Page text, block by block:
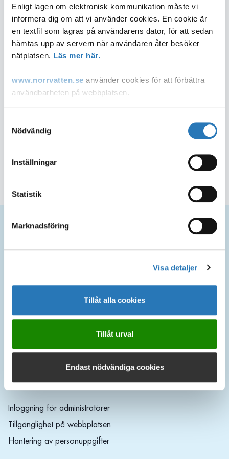
Enligt lagen om elektronisk kommunikation måste vi
informera dig om att vi använder cookies. En cookie är
en textfil som lagras på användarens dator, för att sedan
hämtas upp av servern när användaren åter besöker
nätplatsen. Läs mer här.
www.norrvatten.se använder cookies för att förbättra
användbarheten på webbplatsen.
ändra inställningar i din webbläsare så att den tillåter
Post- och telestyrelsen, som är tillsynsmyndighet på
sinwebbplats
Nödvändig
Inställningar
Statistik
Marknadsföring
Visa detaljer
Tillåt alla cookies
Tillåt urval
Endast nödvändiga cookies
Dela sidan
Box 2093
08-627 37 00
Inloggning för administratörer
Tillgänglighet på webbplatsen
Hantering av personuppgifter